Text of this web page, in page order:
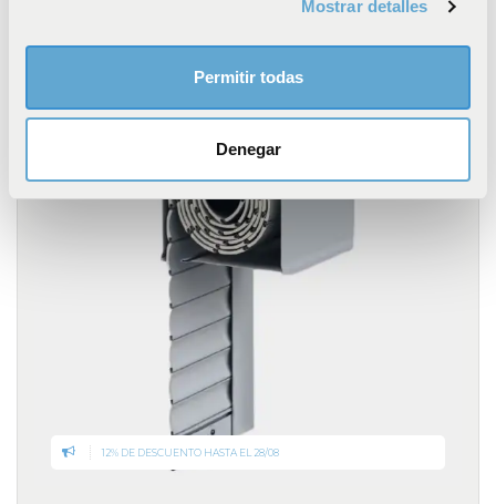
. Puede cambiar o retirar su
Las cookies de este sitio web se usan para personalizar
el contenido y los anuncios, ofrecer funciones de redes
información sobre el uso que haga del sitio web con
nuestros partners de redes sociales, publicidad y análisis
web, quienes pueden combinarla con otra información
que les haya proporcionado o que hayan recopilado a
partir del uso que haya hecho de sus servicios.
Mostrar detalles
Permitir todas
Denegar
12% DE DESCUENTO HASTA EL 28/08